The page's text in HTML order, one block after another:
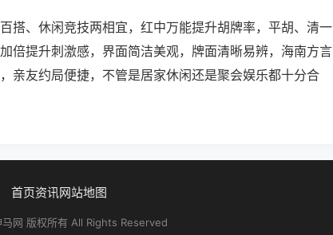
搭、休闲竞技两相宜，红中万能提升胡牌率，平胡、清一
倍提升刺激感，界面简洁美观，牌面清晰易辨，海南方言
亲友约局便捷，不管是居家休闲还是聚会娱乐都十分合
首页资讯网站地图
网 版权所有 All Rights Reserved